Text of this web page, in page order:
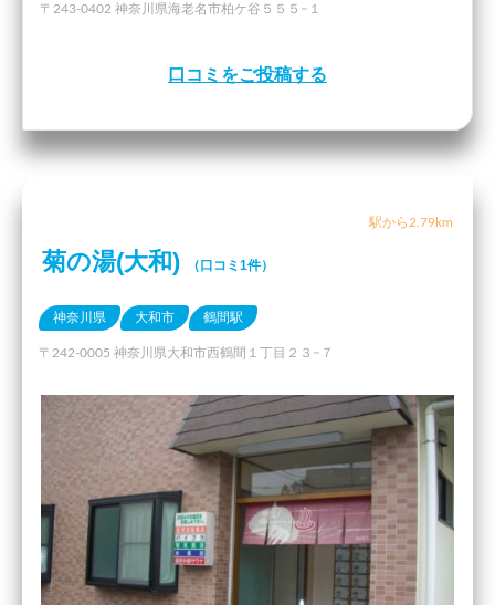
〒243-0402 神奈川県海老名市柏ケ谷５５５−１
口コミをご投稿する
駅から2.79km
菊の湯(大和) （口コミ1件）
神奈川県 大和市 鶴間駅
〒242-0005 神奈川県大和市西鶴間１丁目２３−７